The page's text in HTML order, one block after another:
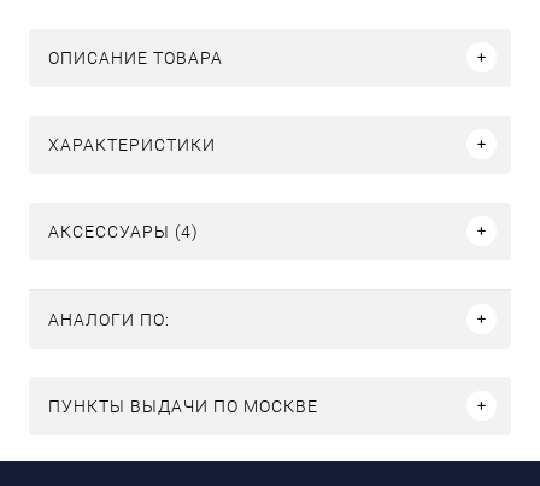
ОПИСАНИЕ ТОВАРА
ХАРАКТЕРИСТИКИ
АКСЕССУАРЫ (4)
АНАЛОГИ ПО:
ПУНКТЫ ВЫДАЧИ ПО МОСКВЕ